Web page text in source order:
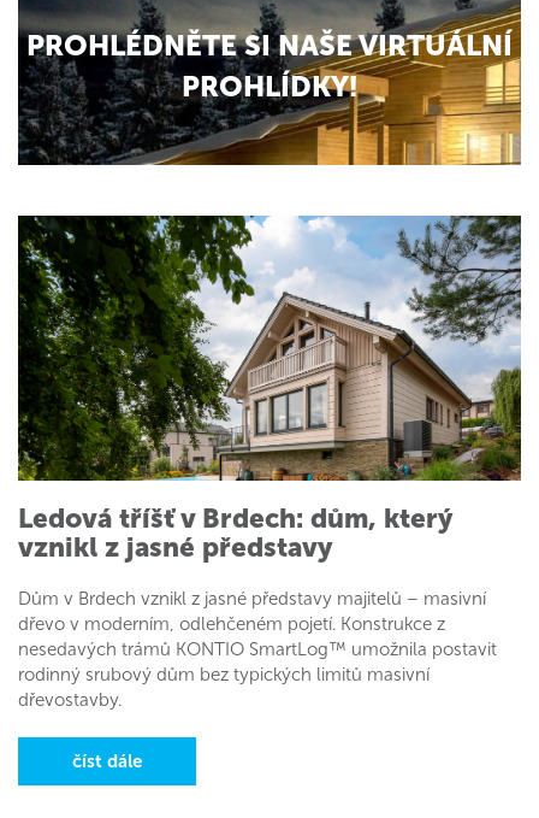
PROHLÉDNĚTE SI NAŠE VIRTUÁLNÍ
PROHLÍDKY!
Ledová tříšť v Brdech: dům, který
vznikl z jasné představy
Dům v Brdech vznikl z jasné představy majitelů – masivní
dřevo v moderním, odlehčeném pojetí. Konstrukce z
nesedavých trámů KONTIO SmartLog™ umožnila postavit
rodinný srubový dům bez typických limitů masivní
dřevostavby.
číst dále